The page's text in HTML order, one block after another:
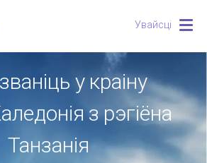
Увайсці
у краіну
з рэгіёна
Танзанія